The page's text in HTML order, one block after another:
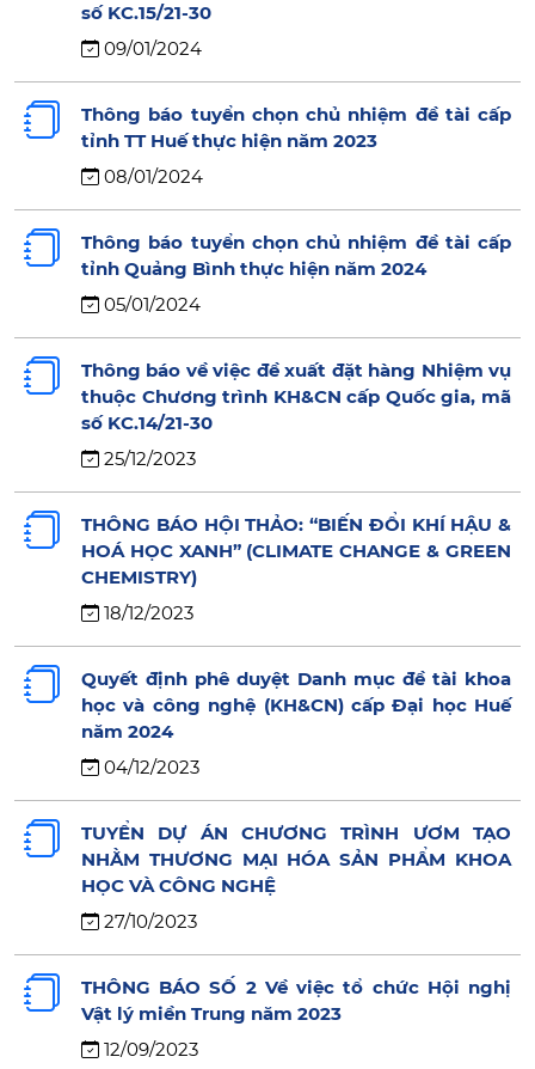
số KC.15/21-30
09/01/2024
Thông báo tuyển chọn chủ nhiệm đề tài cấp
tỉnh TT Huế thực hiện năm 2023
08/01/2024
Thông báo tuyển chọn chủ nhiệm đề tài cấp
tỉnh Quảng Bình thực hiện năm 2024
05/01/2024
Thông báo về việc đề xuất đặt hàng Nhiệm vụ
thuộc Chương trình KH&CN cấp Quốc gia, mã
số KC.14/21-30
25/12/2023
THÔNG BÁO HỘI THẢO: “BIẾN ĐỔI KHÍ HẬU &
HOÁ HỌC XANH” (CLIMATE CHANGE & GREEN
CHEMISTRY)
18/12/2023
Quyết định phê duyệt Danh mục đề tài khoa
học và công nghệ (KH&CN) cấp Đại học Huế
năm 2024
04/12/2023
TUYỂN DỰ ÁN CHƯƠNG TRÌNH ƯƠM TẠO
NHẰM THƯƠNG MẠI HÓA SẢN PHẨM KHOA
HỌC VÀ CÔNG NGHỆ
27/10/2023
THÔNG BÁO SỐ 2 Về việc tổ chức Hội nghị
Vật lý miền Trung năm 2023
12/09/2023